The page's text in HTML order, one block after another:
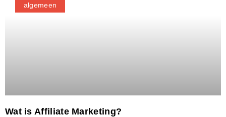
algemeen
Wat is Affiliate Marketing?